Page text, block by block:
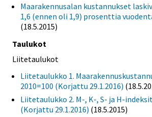
Maarakennusalan kustannukset
1,6 (ennen oli 1,9) prosenttia
(18.5.2015)
Taulukot
Liitetaulukot
Liitetaulukko 1.
2010=100 (Korjattu 29.1.2016)
Liitetaulukko 2. M-, K-, S- ja H-
(Korjattu 29.1.2016) (18.5.2015)